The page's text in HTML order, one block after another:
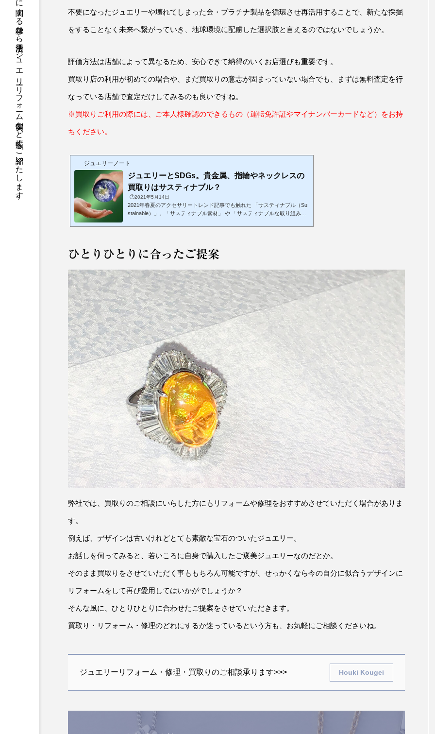
ジュエリーに関する雑学から活用法、ジュエリーリフォーム実例など幅広くご紹介いたします。 不要になったジュエリーや壊れてしまった金・プラチナ製品を循環させ再活用することで、新たな採掘
をすることなく未来へ繋がっていき、地球環境に配慮した選択肢と言えるのではないでしょうか。
評価方法は店舗によって異なるため、安心できて納得のいくお店選びも重要です。
買取り店の利用が初めての場合や、まだ買取りの意志が固まっていない場合でも、まずは無料査定を行
なっている店舗で査定だけしてみるのも良いですね。
※買取りご利用の際には、ご本人様確認のできるもの（運転免許証やマイナンバーカードなど）をお持
ちください。
ジュエリーノート
ジュエリーとSDGs。貴金属、指輪やネックレスの
買取りはサスティナブル？
🕒️2021年5月14日
2021年春夏のアクセサリートレンド記事でも触れた 「サスティナブル（Su
stainable）」。「サスティナブル素材」 や 「サスティナブルな取り組み」
ーなどの装飾品におけるサスティナブルな取り組みについても考えていきま
ひとりひとりに合ったご提案
弊社では、買取りのご相談にいらした方にもリフォームや修理をおすすめさせていただく場合がありま
す。
例えば、デザインは古いけれどとても素敵な宝石のついたジュエリー。
お話しを伺ってみると、若いころに自身で購入したご褒美ジュエリーなのだとか。
そのまま買取りをさせていただく事ももちろん可能ですが、せっかくなら今の自分に似合うデザインに
リフォームをして再び愛用してはいかがでしょうか？
そんな風に、ひとりひとりに合わせたご提案をさせていただきます。
買取り・リフォーム・修理のどれにするか迷っているという方も、お気軽にご相談くださいね。
ジュエリーリフォーム・修理・買取りのご相談承ります>>> Houki Kougei